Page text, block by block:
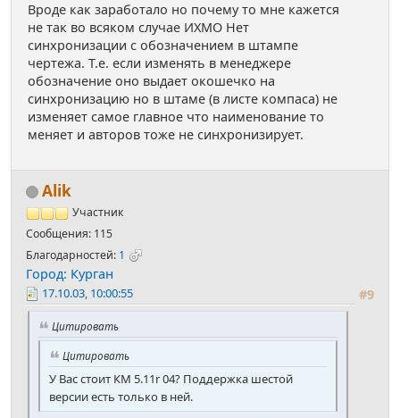
Вроде как заработало но почему то мне кажется
не так во всяком случае ИХМО Нет
синхронизации с обозначением в штампе
чертежа. Т.е. если изменять в менеджере
обозначение оно выдает окошечко на
синхронизацию но в штаме (в листе компаса) не
изменяет самое главное что наименование то
меняет и авторов тоже не синхронизирует.
Alik
Участник
Сообщения: 115
Благодарностей: 1
Город: Курган
#9
17.10.03, 10:00:55
Цитировать
Цитировать
У Вас стоит КМ 5.11r 04? Поддержка шестой
версии есть только в ней.